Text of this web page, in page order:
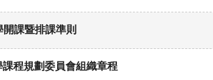
開課暨排課準則
課程規劃委員會組織章程